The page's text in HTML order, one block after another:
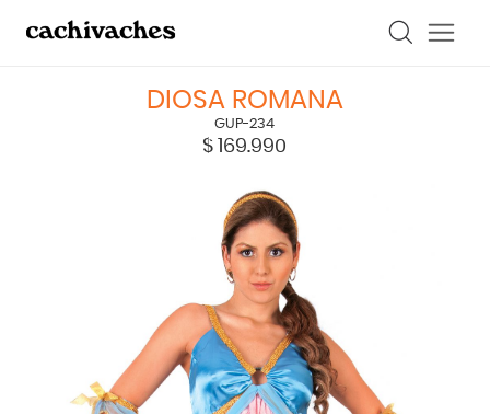
DIOSA ROMANA
GUP-234
$ 169.990